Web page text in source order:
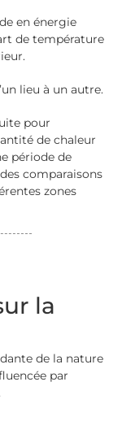
en énergie
de température
lieu à un autre.
pour
de chaleur
période de
comparaisons
zones
la
de la nature
par